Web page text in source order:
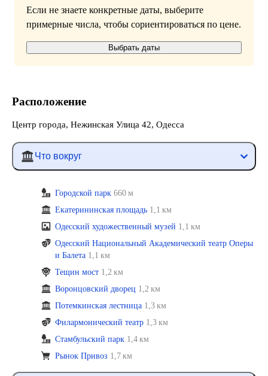
Если не знаете конкретные даты, выберите
примерные числа, чтобы сориентироваться по цене.
Выбрать даты
Расположение
Центр города, Нежинская Улица 42, Одесса
Что вокруг
Городской парк 660 м
Екатерининская площадь 1,1 км
Одесский художественный музей 1,1 км
Одесский Национальный Академический театр Оперы
и Балета 1,1 км
Тещин мост 1,2 км
Воронцовский дворец 1,2 км
Потемкинская лестница 1,3 км
Филармонический театр 1,3 км
Стамбульский парк 1,4 км
Рынок Привоз 1,7 км